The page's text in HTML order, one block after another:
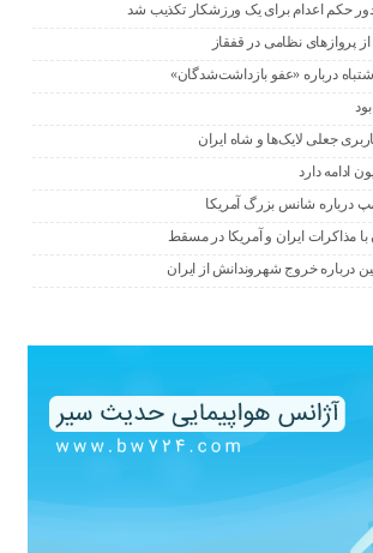
حکم اعدام برای یک ورزشکار تکذیب شد
پروازهای نظامی در قفقاز
درباره «عفو بازداشت‌شدگان»
جعلی لایک‌ها و شاه ایران
ادامه دارد
درباره شانس بزرگ آمریکا
مذاکرات ایران و آمریکا در مسقط
درباره خروج شهروندانش از ایران